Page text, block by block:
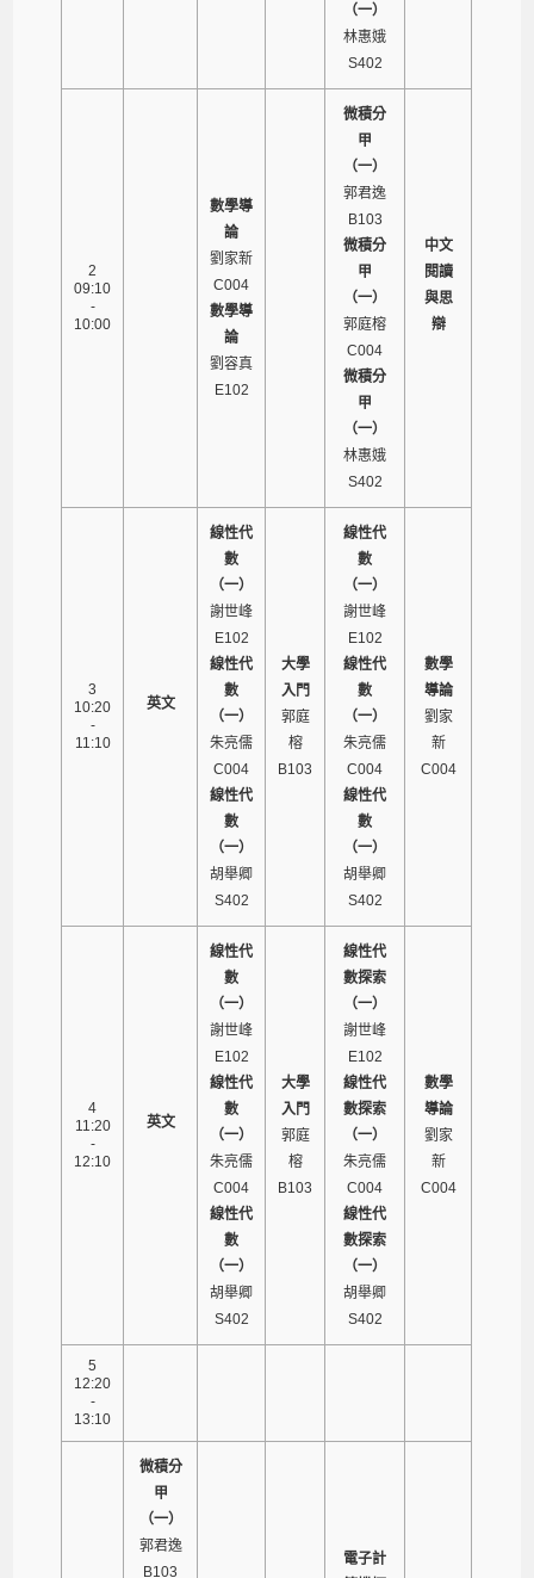
（一）
林惠娥
S402
2
09:10
-
10:00
數學導
論
劉家新
C004
數學導
論
劉容真
E102
微積分
甲
（一）
郭君逸
B103
微積分
甲
（一）
郭庭榕
C004
微積分
甲
（一）
林惠娥
S402
中文
閱讀
與思
辯
3
10:20
-
11:10
英文
線性代
數
（一）
謝世峰
E102
線性代
數
（一）
朱亮儒
C004
線性代
數
（一）
胡舉卿
S402
大學
入門
郭庭
榕
B103
線性代
數
（一）
謝世峰
E102
線性代
數
（一）
朱亮儒
C004
線性代
數
（一）
胡舉卿
S402
數學
導論
劉家
新
C004
4
11:20
-
12:10
英文
線性代
數
（一）
謝世峰
E102
線性代
數
（一）
朱亮儒
C004
線性代
數
（一）
胡舉卿
S402
大學
入門
郭庭
榕
B103
線性代
數探索
（一）
謝世峰
E102
線性代
數探索
（一）
朱亮儒
C004
線性代
數探索
（一）
胡舉卿
S402
數學
導論
劉家
新
C004
5
12:20
-
13:10
微積分
甲
（一）
郭君逸
B103
電子計